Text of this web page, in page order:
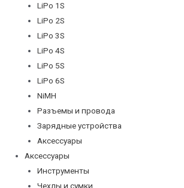
LiPo 1S
LiPo 2S
LiPo 3S
LiPo 4S
LiPo 5S
LiPo 6S
NiMH
Разъемы и провода
Зарядные устройства
Аксессуары
Аксессуары
Инструменты
Чехлы и сумки